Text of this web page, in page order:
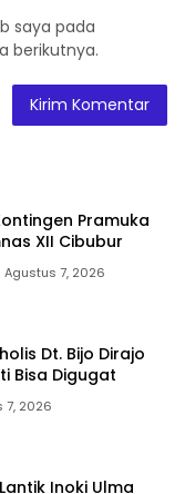
saya pada
berikutnya.
Pramuka
XII Cibubur
Agustus 7, 2026
Dt. Bijo Dirajo
Bisa Digugat
7, 2026
Inoki Ulma